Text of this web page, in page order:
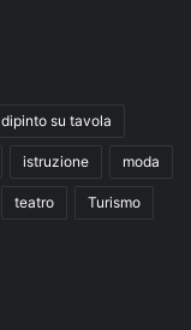
dipinto su tavola
istruzione moda
teatro Turismo